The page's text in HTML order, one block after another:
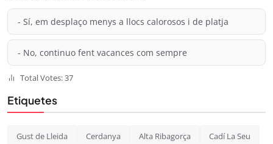
- Sí, em desplaço menys a llocs calorosos i de platja
- No, continuo fent vacances com sempre
Total Votes: 37
Etiquetes
Gust de Lleida Cerdanya Alta Ribagorça Cadí La Seu